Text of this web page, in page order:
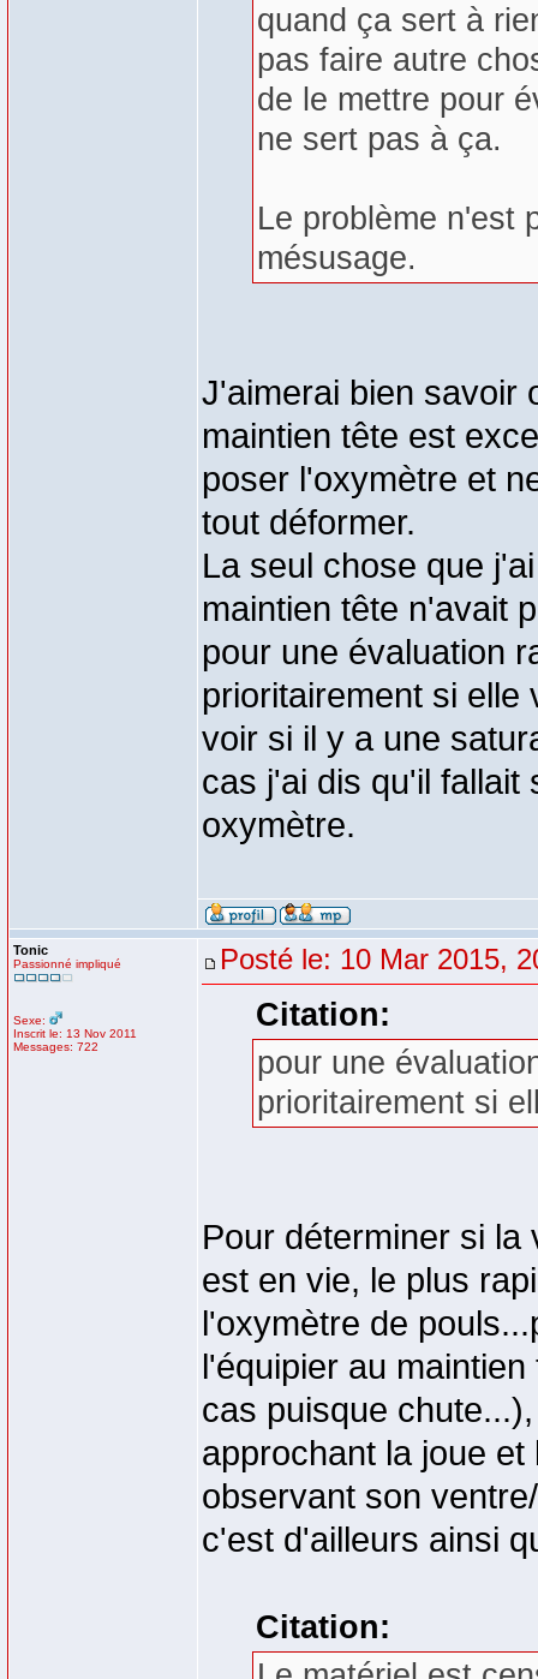
quand ça sert à
pas faire autre
de le mettre pour
ne sert pas à ça.
Le problème n'est
mésusage.
J'aimerai bien savoir
maintien tête est
poser l'oxymètre et
tout déformer.
La seul chose que
maintien tête n'avait
pour une évaluation
prioritairement si
voir si il y a une
cas j'ai dis qu'il fallait
oxymètre.
Tonic
Passionné impliqué
Sexe:
Inscrit le: 13 Nov 2011
Messages: 722
Posté le: 10 Mar 2015,
Citation:
pour une
prioritairement si
Pour déterminer si la
est en vie, le plus
l'oxymètre de
l'équipier au
cas puisque
approchant la joue
observant son
c'est d'ailleurs ainsi
Citation: